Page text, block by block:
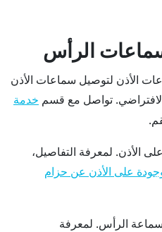
الرأس
الأذن لتوصيل سماعات الأذن
تواصل مع قسم خدمة
الأذن. لمعرفة التفاصيل،
على الأذن عن حزام
سماعة الرأس. لمعرفة